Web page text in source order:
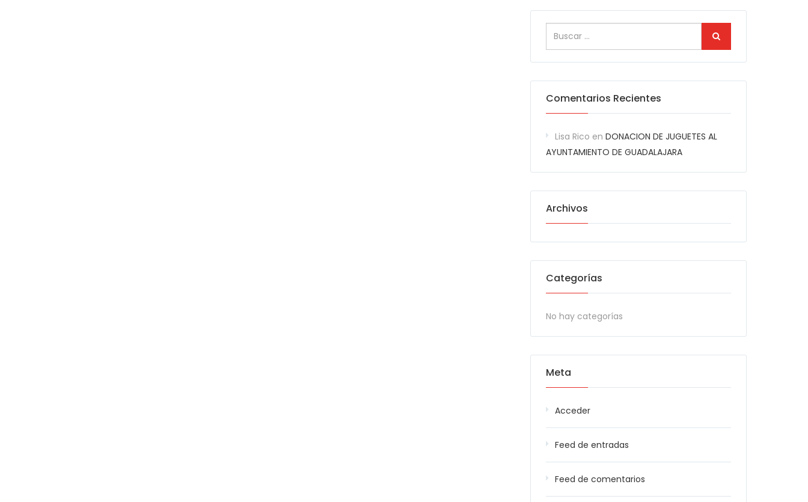
Comentarios Recientes
Lisa Rico en DONACION DE JUGUETES AL
AYUNTAMIENTO DE GUADALAJARA
Archivos
Categorías
No hay categorías
Meta
Acceder
Feed de entradas
Feed de comentarios